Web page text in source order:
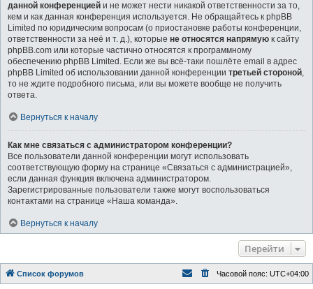
данной конференцией и не может нести никакой ответственности за то,
кем и как данная конференция используется. Не обращайтесь к phpBB
Limited по юридическим вопросам (о приостановке работы конференции,
ответственности за неё и т. д.), которые не относятся напрямую к сайту
phpBB.com или которые частично относятся к программному
обеспечению phpBB Limited. Если же вы всё-таки пошлёте email в адрес
phpBB Limited об использовании данной конференции третьей стороной,
то не ждите подробного письма, или вы можете вообще не получить
ответа.
Вернуться к началу
Как мне связаться с администратором конференции?
Все пользователи данной конференции могут использовать
соответствующую форму на странице «Связаться с администрацией»,
если данная функция включена администратором.
Зарегистрированные пользователи также могут воспользоваться
контактами на странице «Наша команда».
Вернуться к началу
Перейти
Список форумов Часовой пояс: UTC+04:00